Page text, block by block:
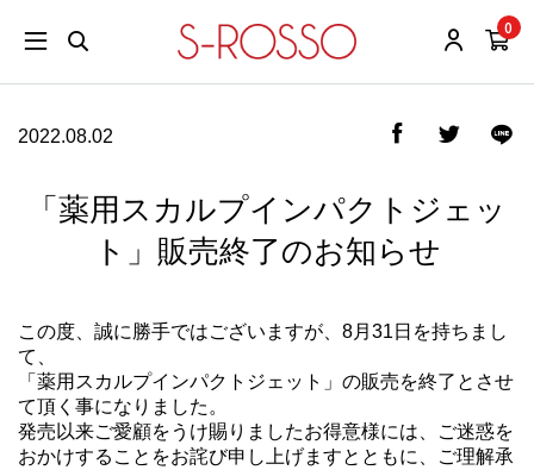
0
2022.08.02
「薬用スカルプインパクトジェッ
ト」販売終了のお知らせ
この度、誠に勝手ではございますが、8月31日を持ちまし
て、
「薬用スカルプインパクトジェット」の販売を終了とさせ
て頂く事になりました。
発売以来ご愛顧をうけ賜りましたお得意様には、ご迷惑を
おかけすることをお詫び申し上げますとともに、ご理解承